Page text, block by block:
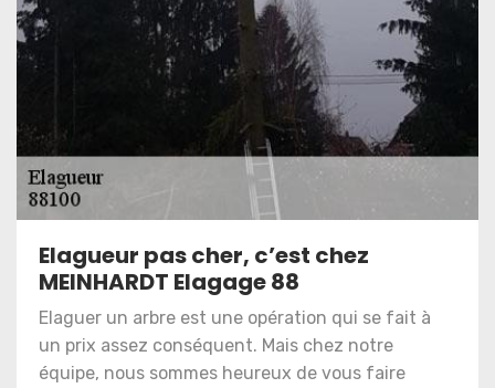
Elagueur pas cher, c’est chez
MEINHARDT Elagage 88
Elaguer un arbre est une opération qui se fait à
un prix assez conséquent. Mais chez notre
équipe, nous sommes heureux de vous faire